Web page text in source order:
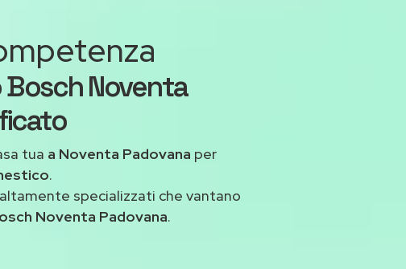
Noventa
tua a Noventa Padovana per
.
specializzati che vantano
Noventa Padovana.